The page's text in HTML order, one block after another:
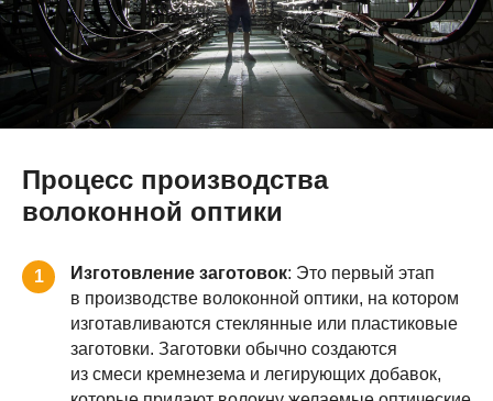
Процесс производства
волоконной оптики
1 Изготовление заготовок: Это первый этап
в производстве волоконной оптики, на котором
изготавливаются стеклянные или пластиковые
заготовки. Заготовки обычно создаются
из смеси кремнезема и легирующих добавок,